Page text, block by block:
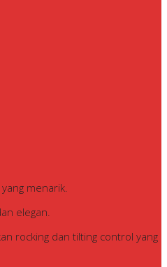
menarik.
elegan.
rocking dan tilting control yang